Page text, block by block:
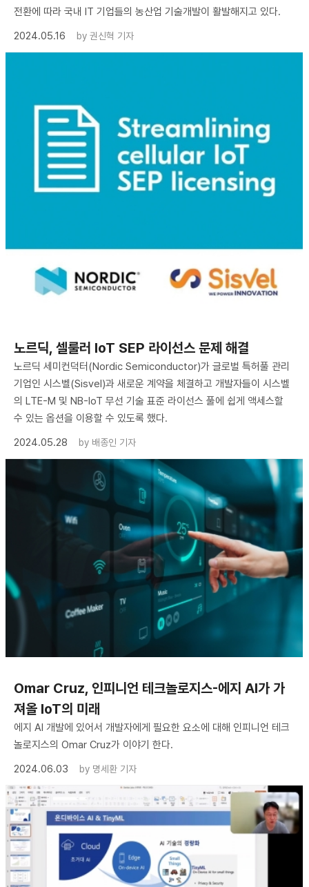
전환에 따라 국내 IT 기업들의 농산업 기술개발이 활발해지고 있다.
2024.05.16
by 권신혁 기자
노르딕, 셀룰러 IoT SEP 라이선스 문제 해결
노르딕 세미컨덕터(Nordic Semiconductor)가 글로벌 특허풀 관리
기업인 시스벨(Sisvel)과 새로운 계약을 체결하고 개발자들이 시스벨
의 LTE-M 및 NB-IoT 무선 기술 표준 라이선스 풀에 쉽게 액세스할
수 있는 옵션을 이용할 수 있도록 했다.
2024.05.28
by 배종인 기자
Omar Cruz, 인피니언 테크놀로지스-에지 AI가 가
져올 IoT의 미래
에지 AI 개발에 있어서 개발자에게 필요한 요소에 대해 인피니언 테크
놀로지스의 Omar Cruz가 이야기 한다.
2024.06.03
by 명세환 기자